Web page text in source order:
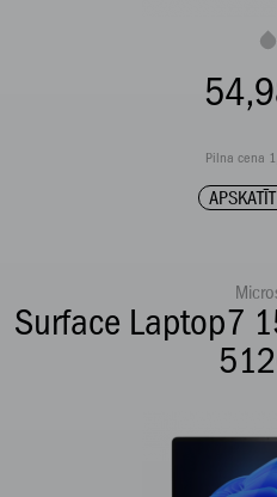
Pilna cena
APSKATĪT
Surface Laptop7